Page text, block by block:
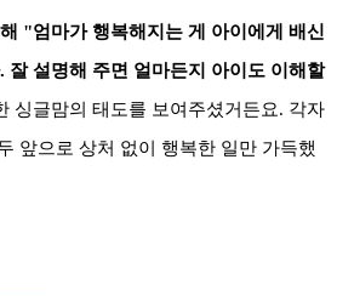
"엄마가 행복해지는 게 아이에게 배신
잘 설명해 주면 얼마든지 아이도 이해할
싱글맘의 태도를 보여주셨거든요. 각자
앞으로 상처 없이 행복한 일만 가득했